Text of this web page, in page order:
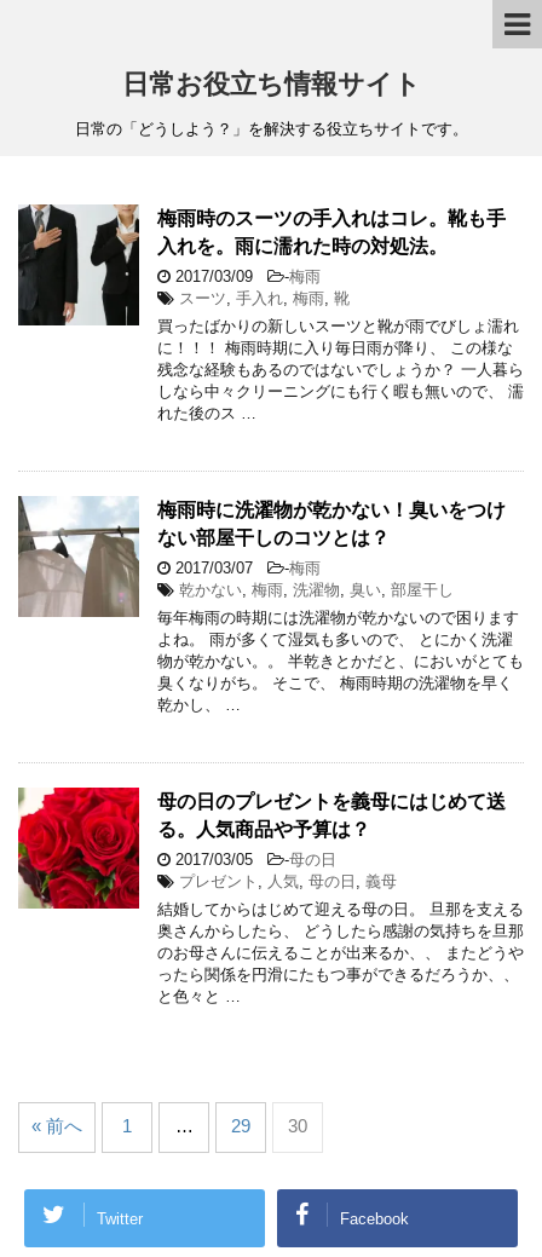
日常お役立ち情報サイト
日常の「どうしよう？」を解決する役立ちサイトです。
梅雨時のスーツの手入れはコレ。靴も手
入れを。雨に濡れた時の対処法。
2017/03/09 -梅雨
スーツ, 手入れ, 梅雨, 靴
買ったばかりの新しいスーツと靴が雨でびしょ濡れ
に！！！ 梅雨時期に入り毎日雨が降り、 この様な
残念な経験もあるのではないでしょうか？ 一人暮ら
しなら中々クリーニングにも行く暇も無いので、 濡
れた後のス …
梅雨時に洗濯物が乾かない！臭いをつけ
ない部屋干しのコツとは？
2017/03/07 -梅雨
乾かない, 梅雨, 洗濯物, 臭い, 部屋干し
毎年梅雨の時期には洗濯物が乾かないので困ります
よね。 雨が多くて湿気も多いので、 とにかく洗濯
物が乾かない。。 半乾きとかだと、においがとても
臭くなりがち。 そこで、 梅雨時期の洗濯物を早く
乾かし、 …
母の日のプレゼントを義母にはじめて送
る。人気商品や予算は？
2017/03/05 -母の日
プレゼント , 人気, 母の日 , 義母
結婚してからはじめて迎える母の日。 旦那を支える
奥さんからしたら、 どうしたら感謝の気持ちを旦那
のお母さんに伝えることが出来るか、、 またどうや
ったら関係を円滑にたもつ事ができるだろうか、、
と色々と …
« 前へ 1 … 29 30
Twitter Facebook